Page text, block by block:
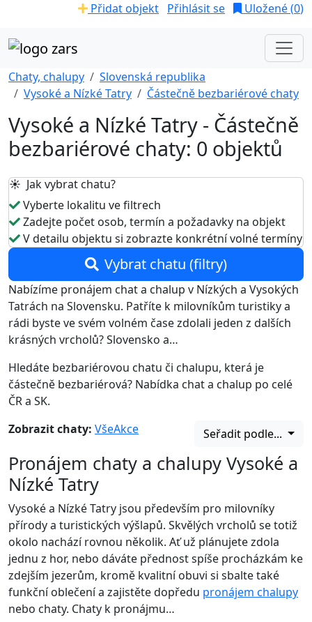
Přidat objekt Přihlásit se Uložené (0)
Chaty, chalupy
Slovenská republika
Vysoké a Nízké Tatry
Částečně bezbariérové chaty
Vysoké a Nízké Tatry - Částečně
bezbariérové chaty: 0 objektů
☀️ Jak vybrat chatu?
Vyberte lokalitu ve filtrech
Zadejte počet osob, termín a požadavky na objekt
V detailu objektu si zobrazte konkrétní volné termíny
Vybrat chatu (filtry)
Nabízíme pronájem chat a chalup v Nízkých a Vysokých
Tatrách na Slovensku. Patříte k milovníkům turistiky a
rádi byste ve svém volném čase zdolali jeden z dalších
krásných vrcholů? Slovensko a…
Hledáte bezbariérovou chatu či chalupu, která je
částečně bezbariérová? Nabídka chat a chalup po celé
ČR a SK.
Zobrazit chaty: VšeAkce Seřadit podle...
Pronájem chaty a chalupy Vysoké a
Nízké Tatry
Vysoké a Nízké Tatry jsou především pro milovníky
přírody a turistických výšlapů. Skvělých vrcholů se totiž
okolo nachází rovnou několik. Ať už plánujete zdola
jednu z hor, nebo dáváte přednost spíše procházkám ke
zdejším jezerům, kromě kvalitní obuvi si sbalte také
funkční oblečení a zajistěte dopředu pronájem chalupy
nebo chaty. Chaty k pronájmu…